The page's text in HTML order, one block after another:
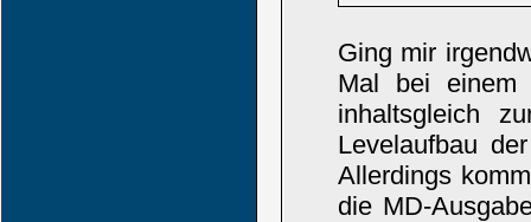
Ging mir
Mal bei
inhaltsgleich
Levelaufbau
Allerdings
die MD-